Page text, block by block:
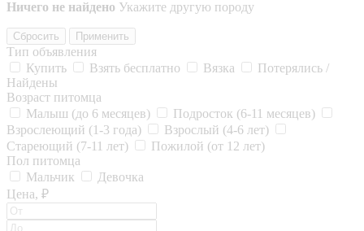
Ничего не найдено Укажите другую породу
Сбросить Применить
Тип объявления
Купить
Взять бесплатно Вязка
Потерялись /
Найдены
Возраст питомца
Малыш (до 6 месяцев)
Подросток (6-11 месяцев)
Взрослеющий (1-3 года)
Взрослый (4-6 лет)
Стареющий (7-11 лет)
Пожилой (от 12 лет)
Пол питомца
Мальчик
Девочка
Цена, ₽